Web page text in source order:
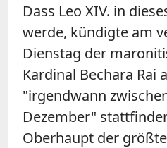
Dass Leo XIV. in
werde, kündigte am
Dienstag der
Kardinal Bechara Rai
"irgendwann
Dezember"
Oberhaupt der